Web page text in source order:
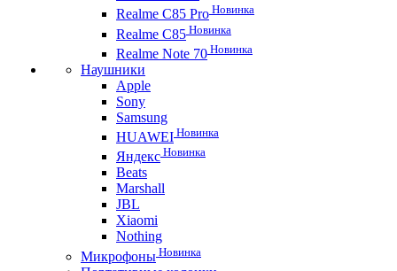
Realme C85 Pro Новинка
Realme C85 Новинка
Realme Note 70 Новинка
Наушники
Apple
Sony
Samsung
HUAWEI Новинка
Яндекс Новинка
Beats
Marshall
JBL
Xiaomi
Nothing
Микрофоны Новинка